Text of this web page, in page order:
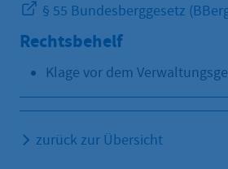
§ 55 Bundesberggesetz
Rechtsbehelf
Klage vor dem
zurück zur Übersicht